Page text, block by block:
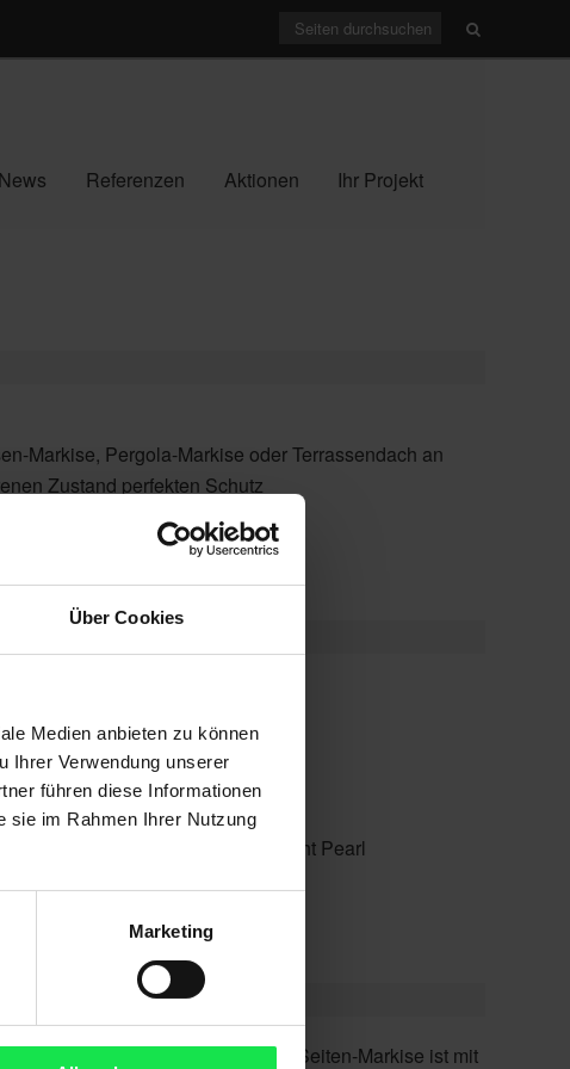
Über Cookies
Medien anbieten zu können
Ihrer Verwendung unserer
führen diese Informationen
sie im Rahmen Ihrer Nutzung
Marketing
News Referenzen Aktionen Ihr Projekt
Markise, Pergola-Markise oder Terrassendach an
Zustand perfekten Schutz
Blue, Soltis 92, Screen, Twilight Pearl